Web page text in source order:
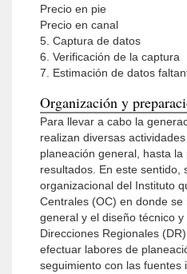
Precio en pie
Precio en canal
5. Captura de datos
6. Verificación de la captura
7. Estimación de datos
Organización y
Para llevar a cabo la
realizan diversas
planeación general, hasta
resultados. En este sentido,
organizacional del Instituto
Centrales (OC) en donde se
general y el diseño técnico
Direcciones Regionales
efectuar labores de
seguimiento con las fuentes